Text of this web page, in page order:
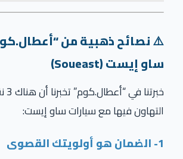
⚠️ نصائح ذهبية من
ساو إيست(Soueast)
التهاون فيها مع سيارات ساو إيست:
1- الضمان هو أولويتك القصوى